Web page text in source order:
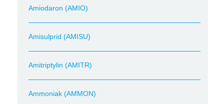
Amiodaron (AMIO)
Amisulprid (AMISU)
Amitriptylin (AMITR)
Ammoniak (AMMON)